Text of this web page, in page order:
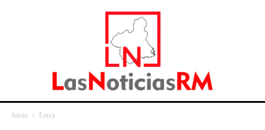
Inicio Lorca